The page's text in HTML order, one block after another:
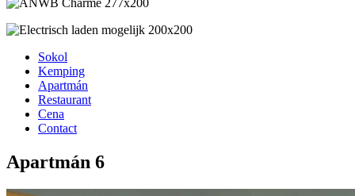
Sokol
Kemping
Apartmán
Restaurant
Cena
Contact
Apartmán 6